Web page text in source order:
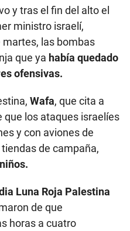
y tras el fin del alto el
ministro israelí,
martes, las bombas
que ya había quedado
ofensivas.
Wafa, que cita a
los ataques israelíes
y con aviones de
de campaña,
Luna Roja Palestina
de que
horas a cuatro